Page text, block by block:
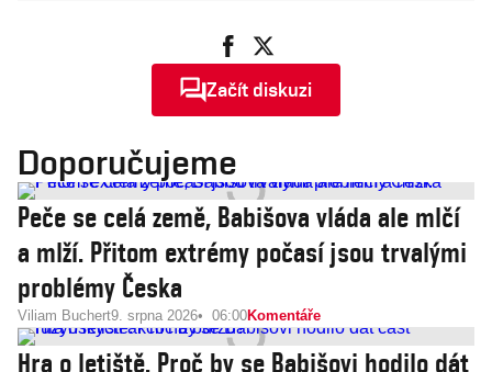
Začít diskuzi
Doporučujeme
Peče se celá země, Babišova vláda ale mlčí
a mlží. Přitom extrémy počasí jsou trvalými
problémy Česka
Viliam Buchert9. srpna 2026 06:00Komentáře
Hra o letiště. Proč by se Babišovi hodilo dát